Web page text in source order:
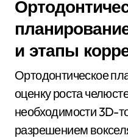
и этапы
Ортодонтическое
оценку роста
необходимости 3D-
разрешением